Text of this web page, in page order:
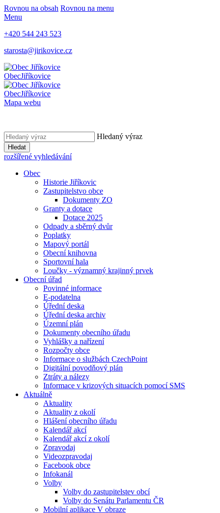
Rovnou na obsah Rovnou na menu
Menu
+420 544 243 523
starosta@jirikovice.cz
ObecJiříkovice
ObecJiříkovice
Mapa webu
Hledaný výraz
Hledat
rozšířené vyhledávání
Obec
Historie Jiříkovic
Zastupitelstvo obce
Dokumenty ZO
Granty a dotace
Dotace 2025
Odpady a sběrný dvůr
Poplatky
Mapový portál
Obecní knihovna
Sportovní hala
Loučky - významný krajinný prvek
Obecní úřad
Povinné informace
E-podatelna
Úřední deska
Úřední deska archiv
Územní plán
Dokumenty obecního úřadu
Vyhlášky a nařízení
Rozpočty obce
Informace o službách CzechPoint
Digitální povodňový plán
Ztráty a nálezy
Informace v krizových situacích pomocí SMS
Aktuálně
Aktuality
Aktuality z okolí
Hlášení obecního úřadu
Kalendář akcí
Kalendář akcí z okolí
Zpravodaj
Videozpravodaj
Facebook obce
Infokanál
Volby
Volby do zastupitelstev obcí
Volby do Senátu Parlamentu ČR
Mobilní aplikace V obraze